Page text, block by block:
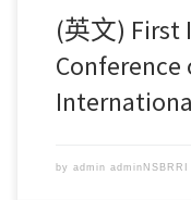
(英文) First
Conference
by admin adminNSBRRI